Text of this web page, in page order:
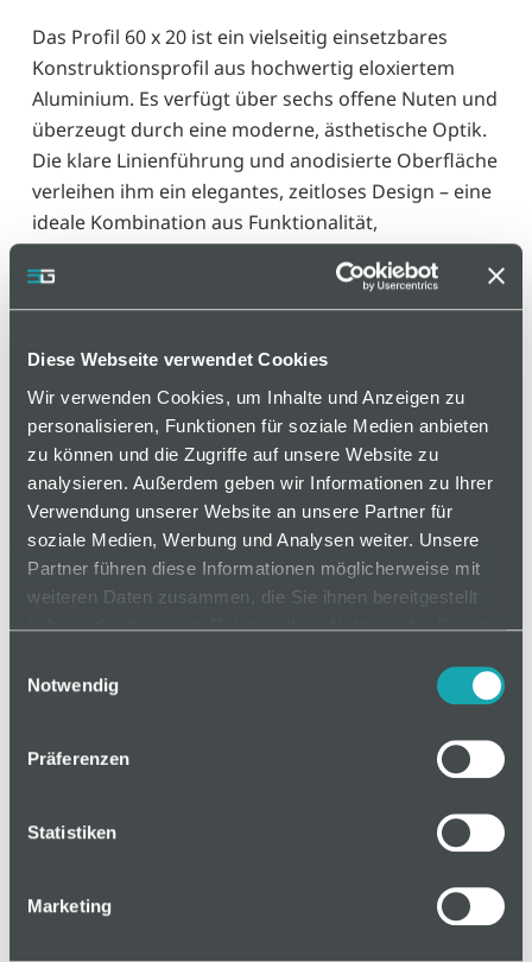
Diese Webseite verwendet Cookies
Wir verwenden Cookies, um Inhalte und Anzeigen zu
personalisieren, Funktionen für soziale Medien anbieten
zu können und die Zugriffe auf unsere Website zu
analysieren. Außerdem geben wir Informationen zu Ihrer
Verwendung unserer Website an unsere Partner für
soziale Medien, Werbung und Analysen weiter. Unsere
Partner führen diese Informationen möglicherweise mit
weiteren Daten zusammen, die Sie ihnen bereitgestellt
haben oder die sie im Rahmen Ihrer Nutzung der Dienste
Notwendig
Präferenzen
Statistiken
Marketing
Das Profil 60 x 20 ist ein vielseitig einsetzbares
Konstruktionsprofil aus hochwertig eloxiertem
Aluminium. Es verfügt über sechs offene Nuten und
überzeugt durch eine moderne, ästhetische Optik.
Die klare Linienführung und anodisierte Oberfläche
verleihen ihm ein elegantes, zeitloses Design – eine
ideale Kombination aus Funktionalität,
Langlebigkeit und ansprechendem Aussehen für
anspruchsvolle technische Anwendungen.
auf Anfrage
Mindestbestellmenge: 1
als Zuschnitt
In den Warenkorb